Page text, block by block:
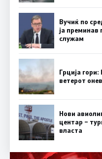
Вучиќ по
ја преминав
служам
Грција
ветерот
Нови
центар –
власта